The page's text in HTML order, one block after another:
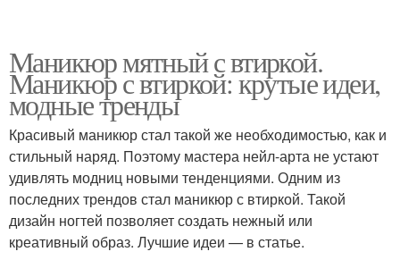
Маникюр мятный с втиркой.
Маникюр с втиркой: крутые идеи,
модные тренды
Красивый маникюр стал такой же необходимостью, как и
стильный наряд. Поэтому мастера нейл-арта не устают
удивлять модниц новыми тенденциями. Одним из
последних трендов стал маникюр с втиркой. Такой
дизайн ногтей позволяет создать нежный или
креативный образ. Лучшие идеи — в статье.